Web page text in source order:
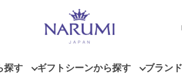
探す ギフトシーンから探す ブラン